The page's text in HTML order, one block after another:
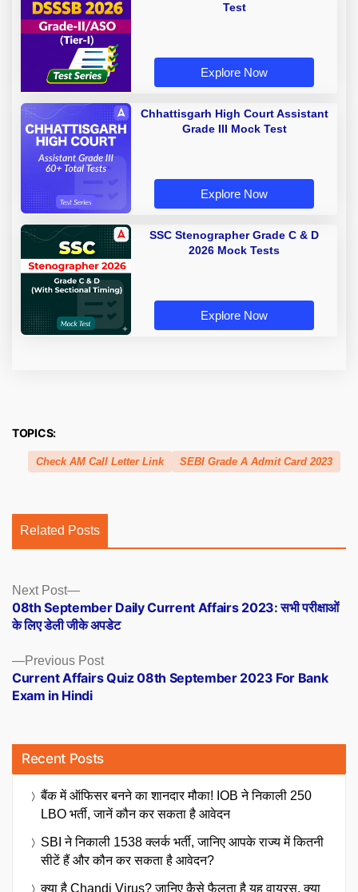
Test
Explore Now
Chhattisgarh High Court Assistant
Grade III Mock Test
Explore Now
SSC Stenographer Grade C & D
2026 Mock Tests
Explore Now
TOPICS:
Check AM Call Letter Link SEBI Grade A Admit Card 2023
Related Posts
Posts
navigation
Previous PostPrevious
post:
Current Affairs Quiz 08th September 2023 For Bank
Exam in Hindi
Next Post
Next
post:
08th September Daily Current Affairs 2023: सभी परीक्षाओं
के लिए डेली जीके अपडेट
Recent Posts
बैंक में ऑफिसर बनने का शानदार मौका! IOB ने निकाली 250
LBO भर्ती, जानें कौन कर सकता है आवेदन
SBI ने निकाली 1538 क्लर्क भर्ती, जानिए आपके राज्य में कितनी
सीटें हैं और कौन कर सकता है आवेदन?
क्या है Chandi Virus? जानिए कैसे फैलता है यह वायरस, क्या